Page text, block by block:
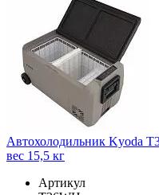
Автохолодильник Kyoda
вес 15,5 кг
Артикул